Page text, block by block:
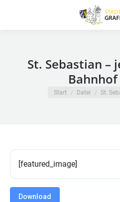
St. Sebastian –
Bahnhof
Sie befinden sich
Start Datei St.
[featured_image]
Download